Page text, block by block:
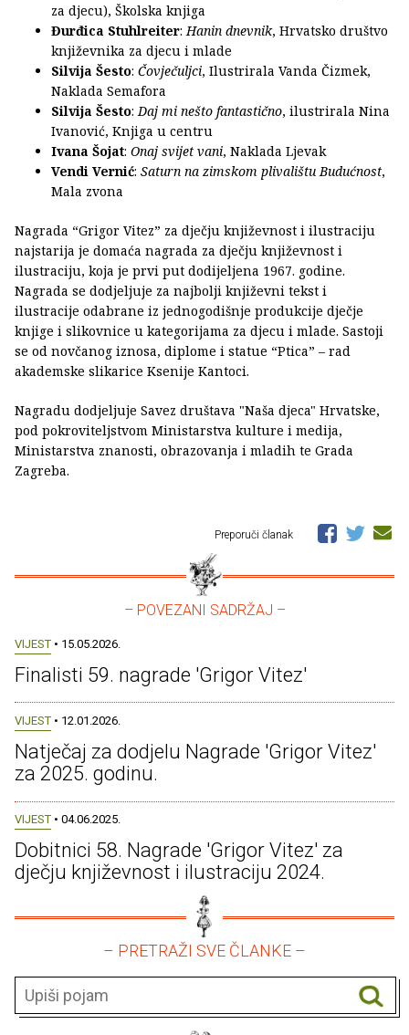
za djecu), Školska knjiga
Đurđica Stuhlreiter: Hanin dnevnik, Hrvatsko društvo
književnika za djecu i mlade
Silvija Šesto: Čovječuljci, Ilustrirala Vanda Čizmek,
Naklada Semafora
Silvija Šesto: Daj mi nešto fantastično, ilustrirala Nina
Ivanović, Knjiga u centru
Ivana Šojat: Onaj svijet vani, Naklada Ljevak
Vendi Vernić: Saturn na zimskom plivalištu Budućnost,
Mala zvona
Nagrada “Grigor Vitez” za dječju književnost i ilustraciju
najstarija je domaća nagrada za dječju književnost i
ilustraciju, koja je prvi put dodijeljena 1967. godine.
Nagrada se dodjeljuje za najbolji književni tekst i
ilustracije odabrane iz jednogodišnje produkcije dječje
knjige i slikovnice u kategorijama za djecu i mlade. Sastoji
se od novčanog iznosa, diplome i statue “Ptica” – rad
akademske slikarice Ksenije Kantoci.
Nagradu dodjeljuje Savez društava "Naša djeca" Hrvatske,
pod pokroviteljstvom Ministarstva kulture i medija,
Ministarstva znanosti, obrazovanja i mladih te Grada
Zagreba.
Preporuči članak
– POVEZANI SADRŽAJ –
VIJEST • 15.05.2026.
Finalisti 59. nagrade 'Grigor Vitez'
VIJEST • 12.01.2026.
Natječaj za dodjelu Nagrade 'Grigor Vitez'
za 2025. godinu.
VIJEST • 04.06.2025.
Dobitnici 58. Nagrade 'Grigor Vitez' za
dječju književnost i ilustraciju 2024.
– PRETRAŽI SVE ČLANKE –